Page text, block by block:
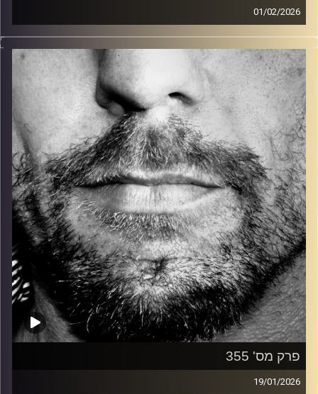
01/02/2026
זיפים, מוזיקה מחוספסת של הופעות חיות. הרבה ג'אם, רוק,
בלוז, bluegrass, ג'אז, Fאנק, פרוגרסיב ואפילו אלקטרוניקה.
כל מה שחי, אמיתי ונושם.
עם שמוליק רגב.
קרדיט תמונות: David Goehring
פרק מס' 355
19/01/2026